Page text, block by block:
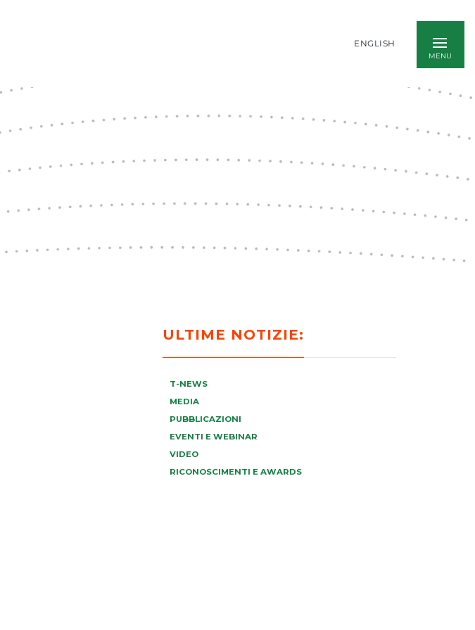
ENGLISH
ULTIME NOTIZIE:
T-NEWS
MEDIA
PUBBLICAZIONI
EVENTI E WEBINAR
VIDEO
RICONOSCIMENTI E AWARDS